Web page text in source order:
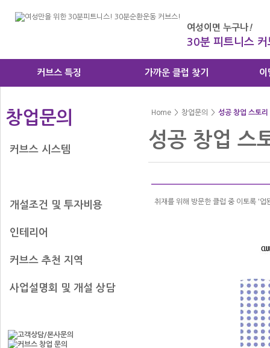
여성이면 누구나!
30분 피트니스 커
커브스 특징 가까운 클럽 찾기 이
창업문의
커브스 시스템
개설조건 및 투자비용
인테리어
커브스 추천 지역
사업설명회 및 개설 상담
Home > 창업문의 > 성공 창업 스토리
성공 창업 스
취재를 위해 방문한 클럽 중 이토록 '